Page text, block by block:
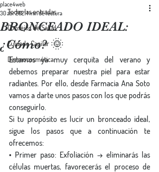
Todas las entradas
Consejos de Salud
Cuidado Capilar
Dermocosmética
BRONCEADO IDEAL:
¿Cómo? 🌞
place4web
30 abr 20211 min de lectura
Estamos ya muy cerquita del verano y
debemos preparar nuestra piel para estar
radiantes. Por ello, desde Farmacia Ana Soto
vamos a darte unos pasos con los que podrás
conseguirlo.
Si tu propósito es lucir un bronceado ideal,
sigue los pasos que a continuación te
ofrecemos:
• Primer paso: Exfoliación → eliminarás las
células muertas, favorecerás el proceso de